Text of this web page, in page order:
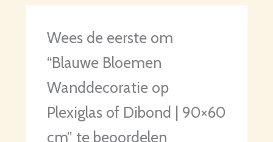
Wees de eerste om
“Blauwe Bloemen
Wanddecoratie op
Plexiglas of Dibond | 90×60
cm” te beoordelen